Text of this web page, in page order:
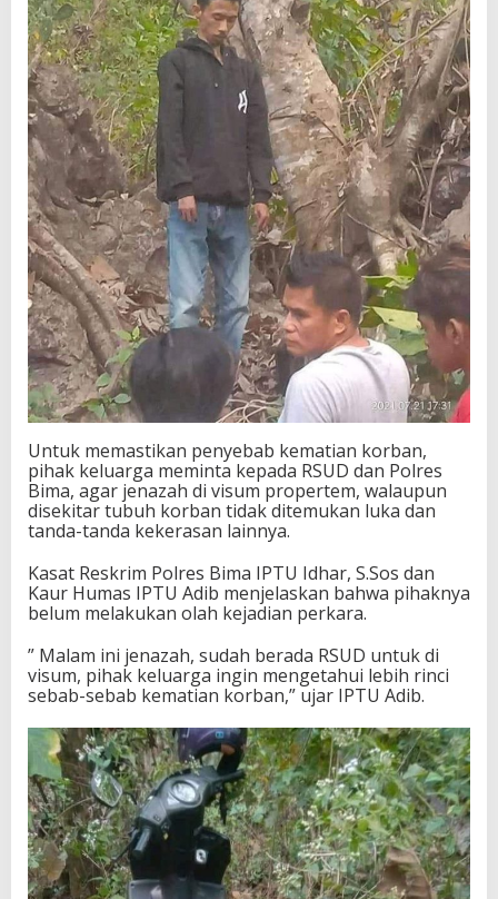
Untuk memastikan penyebab kematian korban,
pihak keluarga meminta kepada RSUD dan Polres
Bima, agar jenazah di visum propertem, walaupun
disekitar tubuh korban tidak ditemukan luka dan
tanda-tanda kekerasan lainnya.
Kasat Reskrim Polres Bima IPTU Idhar, S.Sos dan
Kaur Humas IPTU Adib menjelaskan bahwa pihaknya
belum melakukan olah kejadian perkara.
” Malam ini jenazah, sudah berada RSUD untuk di
visum, pihak keluarga ingin mengetahui lebih rinci
sebab-sebab kematian korban,” ujar IPTU Adib.